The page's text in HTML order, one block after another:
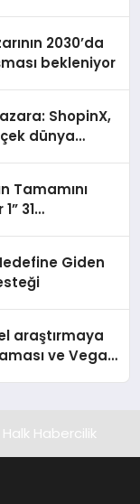
2030’da
bekleniyor
ShopinX,
dünya
Tamamını
31
Giden
araştırmaya
ve Vegan
Habercilik